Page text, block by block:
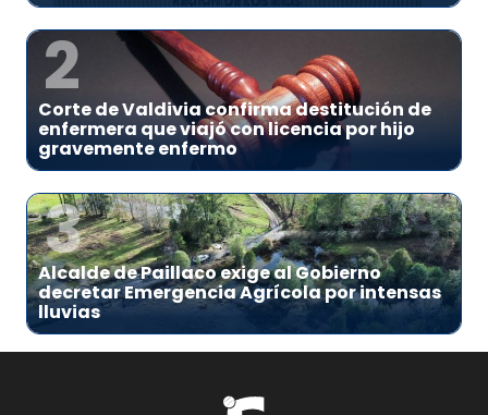
2
Corte de Valdivia confirma destitución de
enfermera que viajó con licencia por hijo
gravemente enfermo
3
Alcalde de Paillaco exige al Gobierno
decretar Emergencia Agrícola por intensas
lluvias